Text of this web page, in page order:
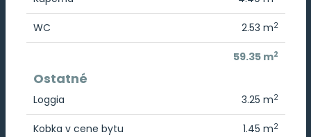
WC 2.53 m2
59.35 m2
Ostatné
Loggia 3.25 m2
Kobka v cene bytu 1.45 m2